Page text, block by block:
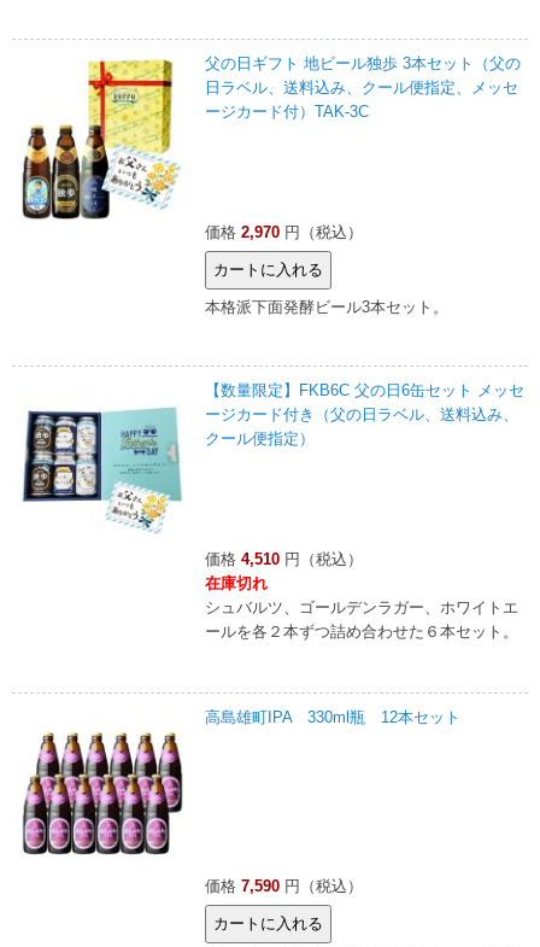
父の日ギフト 地ビール独歩 3本セット（父の
日ラベル、送料込み、クール便指定、メッセ
ージカード付）TAK-3C
価格 2,970 円（税込）
本格派下面発酵ビール3本セット。
【数量限定】FKB6C 父の日6缶セット メッセ
ージカード付き（父の日ラベル、送料込み、
クール便指定）
価格 4,510 円（税込）
在庫切れ
シュバルツ、ゴールデンラガー、ホワイトエ
ールを各２本ずつ詰め合わせた６本セット。
高島雄町IPA 330ml瓶 12本セット
価格 7,590 円（税込）